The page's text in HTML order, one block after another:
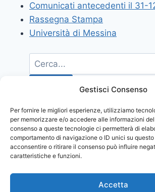
Gestisci Consenso
Per fornire le migliori esperienze, utilizziamo
per memorizzare e/o accedere alle informazioni
consenso a queste tecnologie ci permetterà di
comportamento di navigazione o ID unici su questo
acconsentire o ritirare il consenso può influire
caratteristiche e funzioni.
Accetta
Comunicati antecedenti il 31-
Rassegna Stampa
Università di Messina